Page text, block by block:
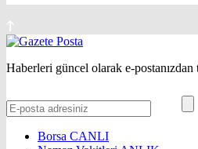
Haberleri güncel olarak e-
Borsa CANLI